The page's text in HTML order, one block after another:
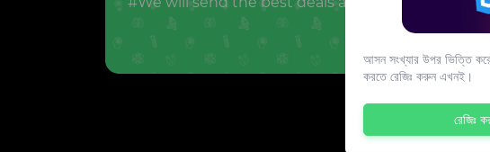
আসন সংখ্যার উপর ভিত্তি
করতে রেজিঃ করুন এখনই।
রেজিঃ